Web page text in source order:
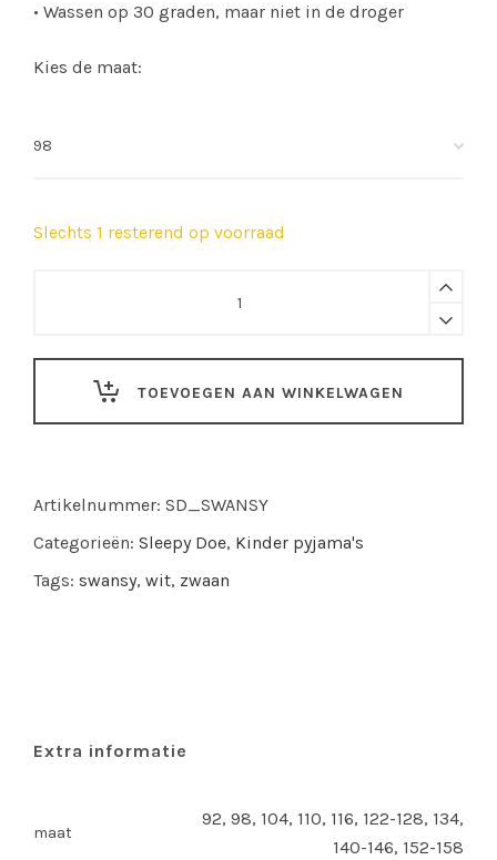
• Wassen op 30 graden, maar niet in de droger
Kies de maat:
Slechts 1 resterend op voorraad
quantity
TOEVOEGEN AAN WINKELWAGEN
Artikelnummer: SD_SWANSY
Categorieën: Sleepy Doe, Kinder pyjama's
Tags: swansy, wit, zwaan
Extra informatie
maat
92, 98, 104, 110, 116, 122-128, 134,
140-146, 152-158